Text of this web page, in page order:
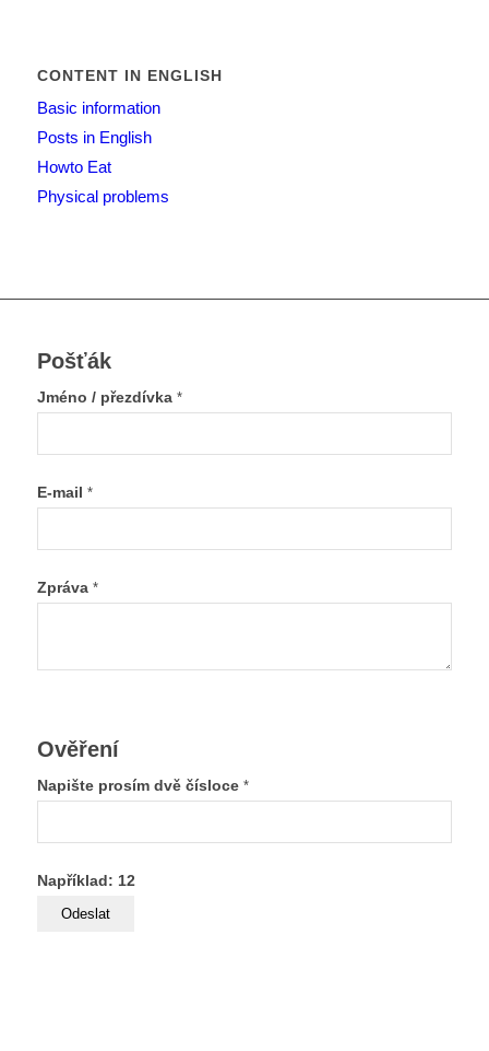
CONTENT IN ENGLISH
Basic information
Posts in English
Howto Eat
Physical problems
Pošťák
Jméno / přezdívka *
E-mail *
Zpráva *
Ověření
Napište prosím dvě čísloce *
Například: 12